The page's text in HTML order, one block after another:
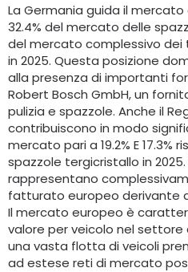
La Germania guida il
32.4% del mercato delle
del mercato complessivo dei
in 2025. Questa posizione
alla presenza di importanti
Robert Bosch GmbH, un
pulizia e spazzole. Anche il
contribuiscono in modo
mercato pari a 19.2% E
spazzole tergicristallo in
rappresentano
fatturato europeo derivante
Il mercato europeo è
valore per veicolo nel
una vasta flotta di veicoli
ad estese reti di mercato